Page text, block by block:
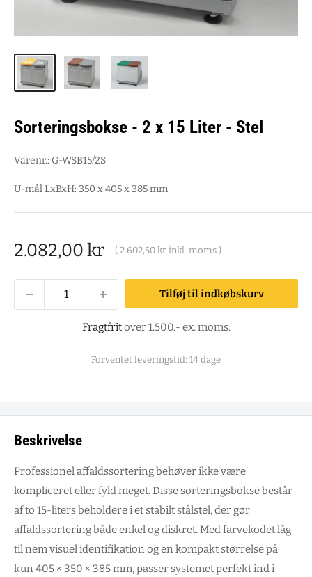
Sorteringsbokse - 2 x 15 Liter - Stel
Varenr.: G-WSB15/2S
U-mål LxBxH: 350 x 405 x 385 mm
Salgspris
2.082,00 kr ( 2.602,50 kr inkl. moms )
Tilføj til indkøbskurv
Fragtfritover 1.500.- ex. moms.
Forventet leveringstid: 14 dage
Beskrivelse
Professionel affaldssortering behøver ikke være
kompliceret eller fyld meget. Disse sorteringsbokse består
af to 15-liters beholdere i et stabilt stålstel, der gør
affaldssortering både enkel og diskret. Med farvekodet låg
til nem visuel identifikation og en kompakt størrelse på
kun 405 × 350 × 385 mm, passer systemet perfekt ind i